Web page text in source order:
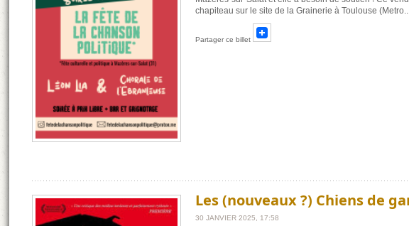
chapiteau sur le site de la Grainerie à Toulouse (Metro
Partager ce billet
Les (nouveaux ?) Chiens de
30 JANVIER 2025, 17:58